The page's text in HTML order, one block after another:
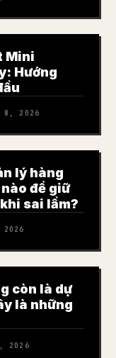
Mini
Hướng
8, 2026
lý hàng
để giữ
sai lầm?
còn là dự
là những
2026